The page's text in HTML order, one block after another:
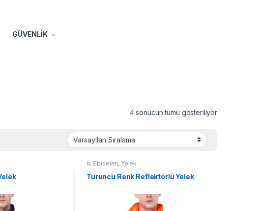
GÜVENLİK
4 sonucun tümü gösteriliyor
İş Elbiseleri, Yelek
Turuncu Renk Reflektörlü Yelek